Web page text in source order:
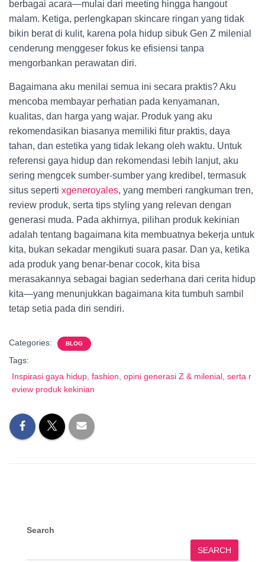
berbagai acara—mulai dari meeting hingga hangout
malam. Ketiga, perlengkapan skincare ringan yang tidak
bikin berat di kulit, karena pola hidup sibuk Gen Z milenial
cenderung menggeser fokus ke efisiensi tanpa
mengorbankan perawatan diri.
Bagaimana aku menilai semua ini secara praktis? Aku
mencoba membayar perhatian pada kenyamanan,
kualitas, dan harga yang wajar. Produk yang aku
rekomendasikan biasanya memiliki fitur praktis, daya
tahan, dan estetika yang tidak lekang oleh waktu. Untuk
referensi gaya hidup dan rekomendasi lebih lanjut, aku
sering mengcek sumber-sumber yang kredibel, termasuk
situs seperti xgeneroyales, yang memberi rangkuman tren,
review produk, serta tips styling yang relevan dengan
generasi muda. Pada akhirnya, pilihan produk kekinian
adalah tentang bagaimana kita membuatnya bekerja untuk
kita, bukan sekadar mengikuti suara pasar. Dan ya, ketika
ada produk yang benar-benar cocok, kita bisa
merasakannya sebagai bagian sederhana dari cerita hidup
kita—yang menunjukkan bagaimana kita tumbuh sambil
tetap setia pada diri sendiri.
Categories: BLOG
Tags:
Inspirasi gaya hidup, fashion, opini generasi Z & milenial, serta r
eview produk kekinian
Search
SEARCH